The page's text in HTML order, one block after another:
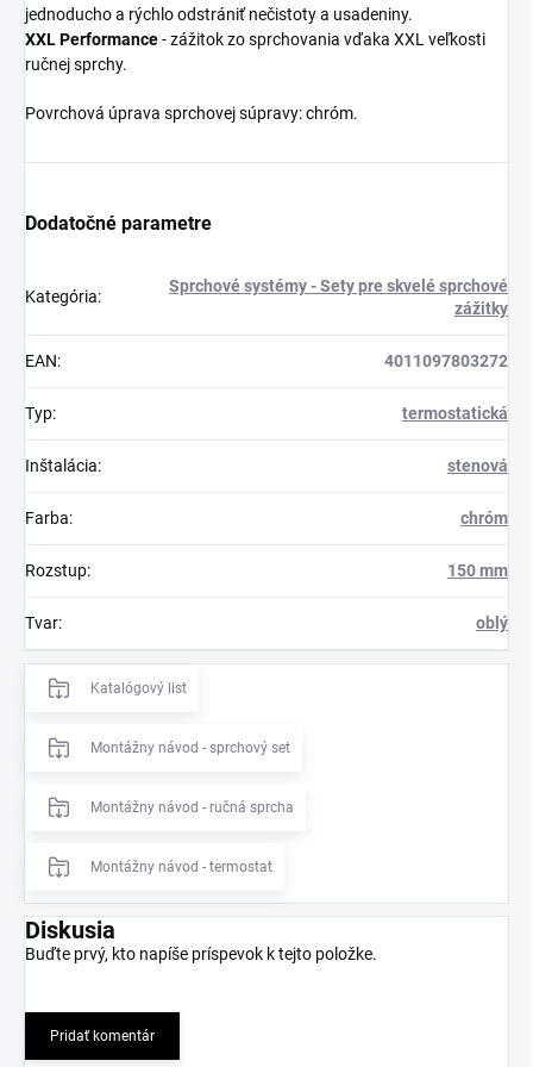
jednoducho a rýchlo odstrániť nečistoty a usadeniny.
XXLPerformance- zážitok zo sprchovania vďaka XXL veľkosti
ručnej sprchy.
Povrchová úprava sprchovej súpravy: chróm.
Dodatočné parametre
Kategória:
Sprchové systémy - Sety pre skvelé sprchové
zážitky
EAN: 4011097803272
Typ: termostatická
Inštalácia: stenová
Farba: chróm
Rozstup: 150 mm
Tvar: oblý
Katalógový list
Montážny návod - sprchový set
Montážny návod - ručná sprcha
Montážny návod - termostat
Diskusia
Buďte prvý, kto napíše príspevok k tejto položke.
Pridať komentár